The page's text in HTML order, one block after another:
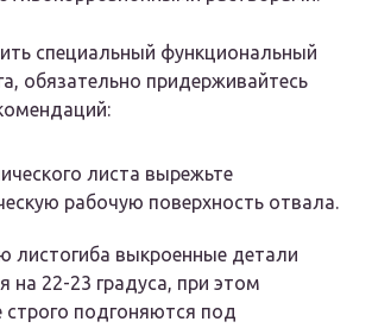
специальный функциональный
обязательно придерживайтесь
листа вырежьте
рабочую поверхность отвала.
листогиба выкроенные детали
на 22-23 градуса, при этом
строго подгоняются под